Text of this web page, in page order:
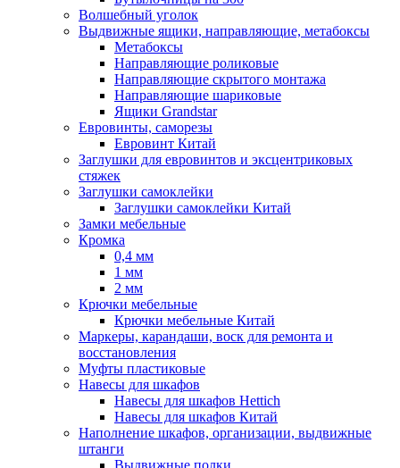
Волшебный уголок
Выдвижные ящики, направляющие, метабоксы
Метабоксы
Направляющие роликовые
Направляющие скрытого монтажа
Направляющие шариковые
Ящики Grandstar
Евровинты, саморезы
Евровинт Китай
Заглушки для евровинтов и эксцентриковых
стяжек
Заглушки самоклейки
Заглушки самоклейки Китай
Замки мебельные
Кромка
0,4 мм
1 мм
2 мм
Крючки мебельные
Крючки мебельные Китай
Маркеры, карандаши, воск для ремонта и
восстановления
Муфты пластиковые
Навесы для шкафов
Навесы для шкафов Hettich
Навесы для шкафов Китай
Наполнение шкафов, организации, выдвижные
штанги